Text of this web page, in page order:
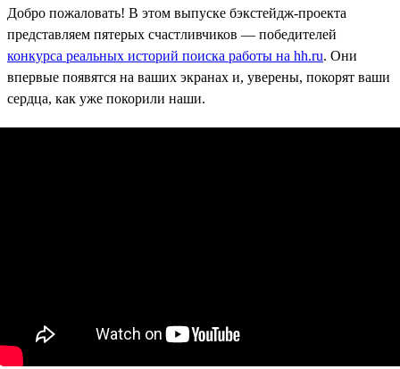
Добро пожаловать! В этом выпуске бэкстейдж-проекта
представляем пятерых счастливчиков — победителей
конкурса реальных историй поиска работы на hh.ru. Они
впервые появятся на ваших экранах и, уверены, покорят ваши
сердца, как уже покорили наши.